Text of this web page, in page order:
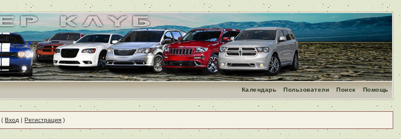
Помощь
Поиск
Пользователи
Календарь
(Вход |Регистрация )